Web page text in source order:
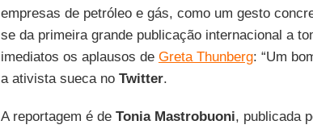
empresas de petróleo e gás, como um gesto
se da primeira grande publicação internacional a
imediatos os aplausos de Greta Thunberg: “Um
a ativista sueca no Twitter.
A reportagem é de Tonia Mastrobuoni, publicada